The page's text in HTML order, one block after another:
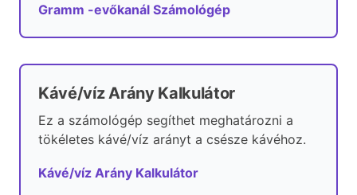
Gramm -evőkanál Számológép
Kávé/víz Arány Kalkulátor
Ez a számológép segíthet meghatározni a
tökéletes kávé/víz arányt a csésze kávéhoz.
Kávé/víz Arány Kalkulátor